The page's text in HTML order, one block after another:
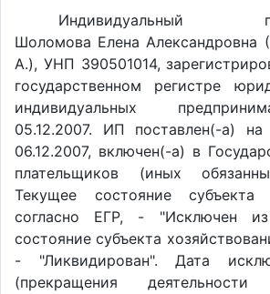
Индивидуальный
Шоломова Елена
А.), УНП 390501014,
государственном регистре
индивидуальных
05.12.2007. ИП поставлен(-a) на
06.12.2007, включен(-a) в
плательщиков (иных
Текущее состояние субъекта
согласно ЕГР, - "Исключен
состояние субъекта
- "Ликвидирован". Дата
(прекращения